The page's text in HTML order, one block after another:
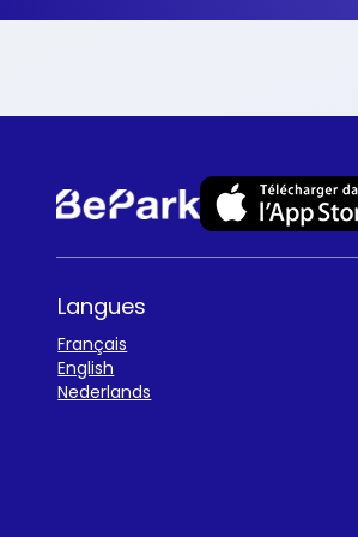
Langues
Français
English
Nederlands